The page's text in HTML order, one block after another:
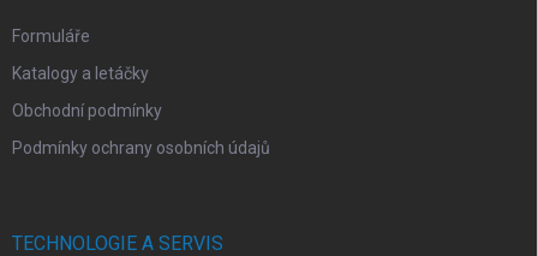
Formuláře
Katalogy a letáčky
Obchodní podmínky
Podmínky ochrany osobních údajů
TECHNOLOGIE A SERVIS